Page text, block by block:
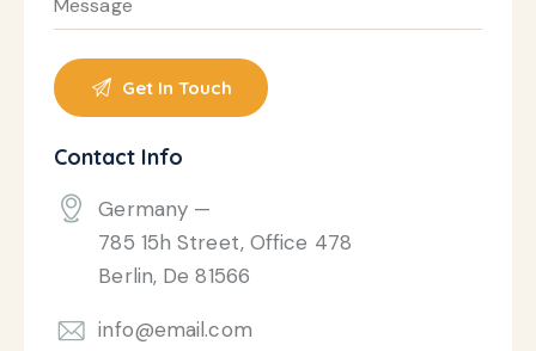
Contact Info
Germany —
785 15h Street, Office 478
Berlin, De 81566
info@email.com